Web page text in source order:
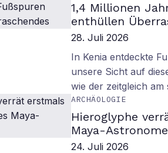
1,4 Millionen
enthüllen
28. Juli 2026
In Kenia entdeckte
unsere Sicht auf
wie der zeitgleich
ARCHÄOLOGIE
Hieroglyphe
Maya-
24. Juli 2026